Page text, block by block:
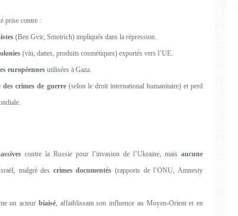
prise contre :
(Ben Gvir, Smotrich) impliqués dans la répression.
(vin, dattes, produits cosmétiques) exportés vers l’UE.
européennes utilisées à Gaza.
des crimes de guerre(selon le droit international humanitaire) et perd
contre la Russie pour l’invasion de l’Ukraine, mais aucune
malgré des crimes documentés (rapports de l’ONU, Amnesty
un acteur biaisé, affaiblissant son influence au Moyen-Orient et en